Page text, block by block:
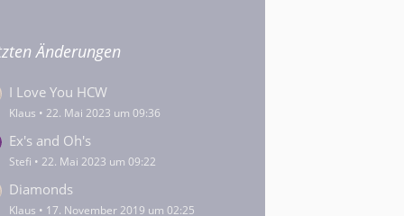
Änderungen
I Love You HCW
Klaus 22. Mai 2023 um 09:36
Ex's and Oh's
Stefi 22. Mai 2023 um 09:22
Diamonds
Klaus 17. November 2019 um 02:25